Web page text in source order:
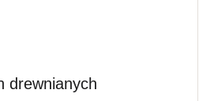
drewnianych